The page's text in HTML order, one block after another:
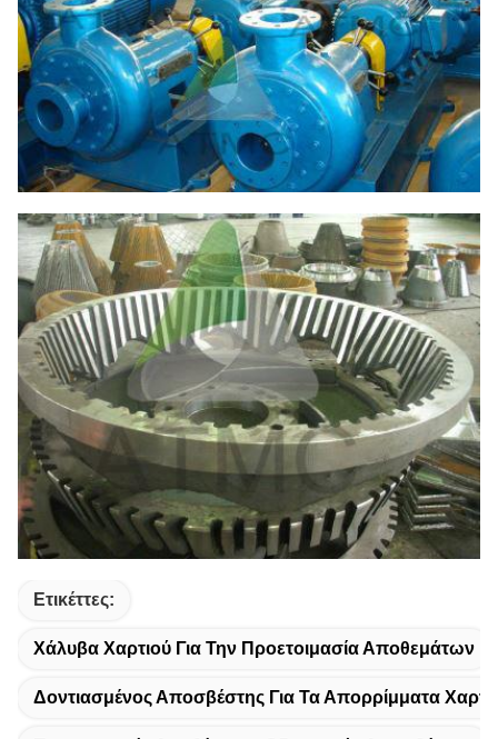
Ετικέττες:
Χάλυβα Χαρτιού Για Την Προετοιμασία Αποθεμάτων
Δοντιασμένος Αποσβέστης Για Τα Απορρίμματα